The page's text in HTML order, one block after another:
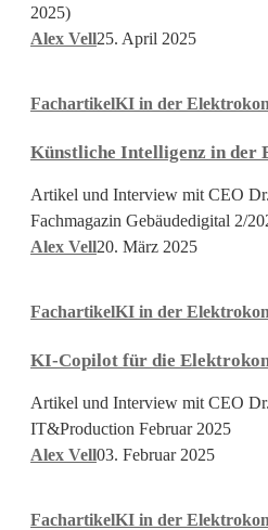
2025)
Alex Vell25. April 2025
Intelligenz
Elektroplanung
FachartikelKI in der
Künstliche Intelligenz in der
Artikel und Interview mit CEO
Fachmagazin Gebäudedigital 2/
Alex Vell20. März 2025
Copilot
Elektrokonstruktion
FachartikelKI in der
KI-Copilot für die
Artikel und Interview mit CEO
IT&Production Februar 2025
Alex Vell03. Februar 2025
FachartikelKI in der